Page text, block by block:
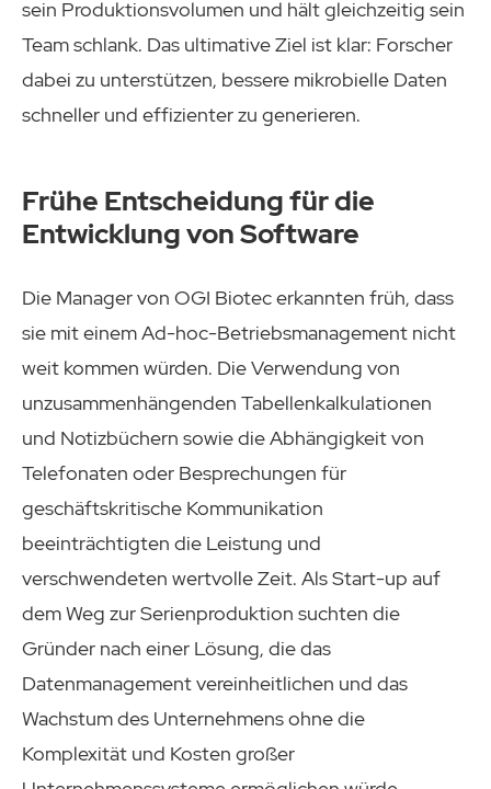
sein Produktionsvolumen und hält gleichzeitig sein
Team schlank. Das ultimative Ziel ist klar: Forscher
dabei zu unterstützen, bessere mikrobielle Daten
schneller und effizienter zu generieren.
Frühe Entscheidung für die
Entwicklung von Software
Die Manager von OGI Biotec erkannten früh, dass
sie mit einem Ad-hoc-Betriebsmanagement nicht
weit kommen würden. Die Verwendung von
unzusammenhängenden Tabellenkalkulationen
und Notizbüchern sowie die Abhängigkeit von
Telefonaten oder Besprechungen für
geschäftskritische Kommunikation
beeinträchtigten die Leistung und
verschwendeten wertvolle Zeit. Als Start-up auf
dem Weg zur Serienproduktion suchten die
Gründer nach einer Lösung, die das
Datenmanagement vereinheitlichen und das
Wachstum des Unternehmens ohne die
Komplexität und Kosten großer